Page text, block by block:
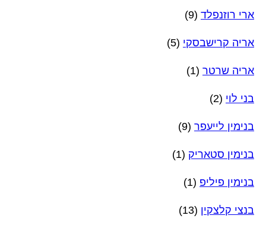
ארי רוזנפלד (9)
אריה קרישבסקי (5)
אריה שרטר (1)
בני לוי (2)
בנימין לייעפר (9)
בנימין סטאריק (1)
בנימין פיליפ (1)
בנצי קלצקין (13)